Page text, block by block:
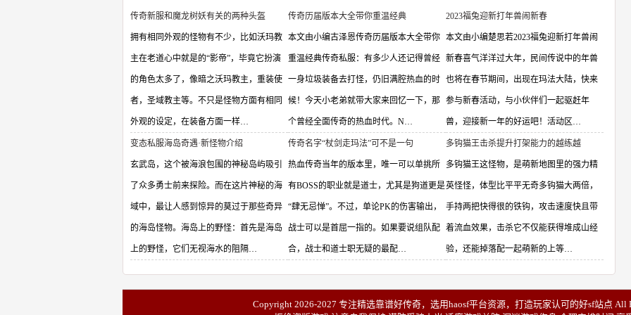
传奇新服和魔龙树妖有关的两种头盔
拥有相同外观的怪物有不少，比如沃玛教
主在老道心中就是的“影帝”，毕竟它扮演
的角色太多了，像暗之沃玛教主，重装使
者，圣域教主等。不只是怪物方面有相同
外观的设定，在装备方面一样…
传奇历届版本大全带你重温经典
本文由小编古泽恩传奇历届版本大全带你
重温经典传奇私服：有多少人还记得曾经
一身垃圾装备去打怪，仍旧满腔热血的时
候！今天小老弟就带大家来回忆一下，那
个曾经全面传奇的热血时代。N…
2023福兔迎新打年兽闹新春
本文由小编楚思若2023福兔迎新打年兽闹
新春喜气洋洋过大年，民间传说中的年兽
也将在春节期间，出现在玛法大陆，快来
参与新春活动，与小伙伴们一起驱赶年
兽，迎接新一年的好运吧！活动区…
变态私服海岛奇遇·新怪物介绍
玄武岛，这个被海浪包围的神秘岛屿吸引
了众多勇士前来探险。而在这片神秘的海
域中，最让人感到惊异的莫过于那些奇异
的海岛怪物。海岛上的野怪：首先是海岛
上的野怪，它们无视海水的阻隔…
传奇名字“杖剑走玛法”可不是一句
热血传奇当年的版本里，唯一可以单挑所
有BOSS的职业就是道士，尤其是狗道更是
“肆无忌惮”。不过，单论PK的伤害输出，
战士可以是首屈一指的。如果要说组队配
合，战士和道士职无疑的最配…
多钩猫王击杀提升打架能力的越练越
多钩猫王这怪物，是萌新地图里的强力精
英怪怪，体型比平平无奇多钩猫大两倍，
手持两把快得很的铁钩，攻击速度快且带
着流血效果，击杀它不仅能获得堆成山经
验，还能掉落配一起萌新的上等…
Copyright 2026-2027 专注精选靠谱好传奇，选用haosf平台资源，打造玩家认可的好sf站点 All